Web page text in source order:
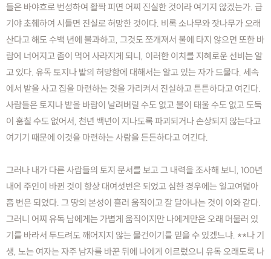
들은 바야흐로 번성하여 활짝 피면 어찌 진실한 것이라 여기지 않겠는가. 급
기야 초췌하여 시들면 진실로 허망한 것이다. 비록 소나무와 잣나무가 오래
산다고 해도 수백 년에 불과하고, 그것도 쪼개져서 불에 타지 않으면 또한 바
람에 너어지고 좀이 먹어 사라지게 되니, 이러한 이치를 지혜로운 선비는 알
고 있다. 유독 토지나 밭의 허망함에 대해서는 알고 있는 자가 드물다. 세속
에서 밭을 사고 집을 마련하는 것을 가리켜서 진실하고 튼튼하다고 여긴다.
사람들은 토지나 밭을 바람이 날려버릴 수도 없고 불이 태울 수도 없고 도둑
이 훔칠 수도 없어서, 천년 백년이 지나도록 파괴되거나 손상되지 않는다고
여기기 때문에 이것을 마련하는 사람을 든든하다고 여긴다.
그러나 내가 다른 사람들의 토지 문서를 보고 그 내력을 조사해 보니, 100년
내에 주인이 바뀐 것이 항상 대여섯번은 되었고 심한 경우에는 일고여덟아
홉 번은 되었다. 그 땅의 본성이 흘러 움직이고 잘 달아나는 것이 이와 같다.
그러니 어찌 유독 남에게는 가볍게 움직이지만 나에게만은 오래 머물러 있
기를 바라서 두드려도 깨어지지 않는 물건이기를 믿을 수 있겠느냐. **나 기
생, 노는 여자는 자주 남자를 바꾼 뒤에 나에게 이르렀으니 유독 오래도록 나